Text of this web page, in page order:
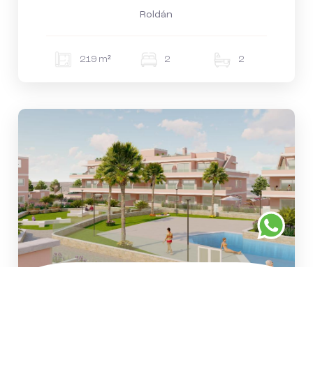
Roldán
219 m² 2 2